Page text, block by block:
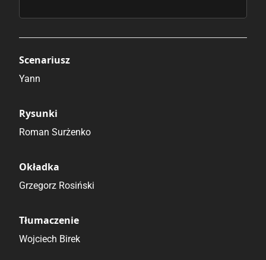
Scenariusz
Yann
Rysunki
Roman Surżenko
Okładka
Grzegorz Rosiński
Tłumaczenie
Wojciech Birek